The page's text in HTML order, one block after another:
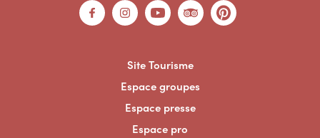
Site Tourisme
Espace groupes
Espace presse
Espace pro